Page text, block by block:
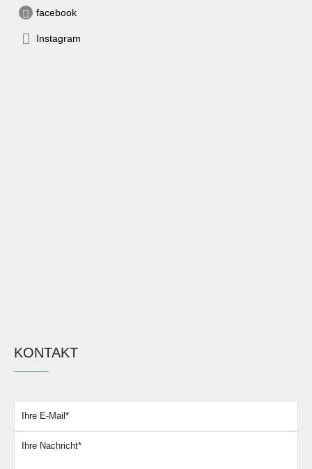
facebook
Instagram
KONTAKT